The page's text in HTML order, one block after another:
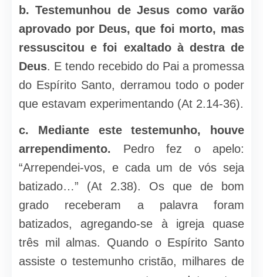
b. Testemunhou de Jesus como varão
aprovado por Deus, que foi morto, mas
ressuscitou e foi exaltado à destra de
Deus. E tendo recebido do Pai a promessa
do Espírito Santo, derramou todo o poder
que estavam experimentando (At 2.14-36).
c. Mediante este testemunho, houve
arrependimento. Pedro fez o apelo:
“Arrependei-vos, e cada um de vós seja
batizado…” (At 2.38). Os que de bom
grado receberam a palavra foram
batizados, agregando-se à igreja quase
três mil almas. Quando o Espírito Santo
assiste o testemunho cristão, milhares de